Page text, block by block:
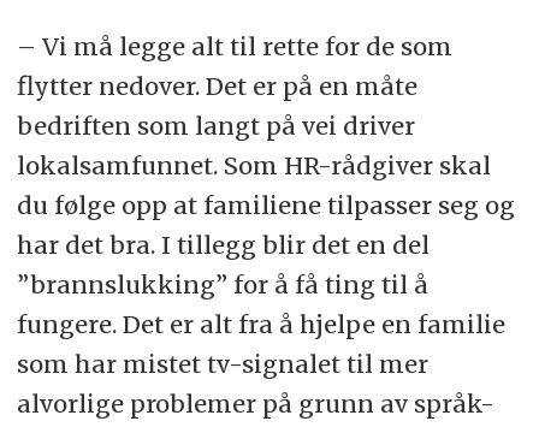
– Vi må legge alt til rette for de som
flytter nedover. Det er på en måte
bedriften som langt på vei driver
lokalsamfunnet. Som HR-rådgiver skal
du følge opp at familiene tilpasser seg og
har det bra. I tillegg blir det en del
”brannslukking” for å få ting til å
fungere. Det er alt fra å hjelpe en familie
som har mistet tv-signalet til mer
alvorlige problemer på grunn av språk-